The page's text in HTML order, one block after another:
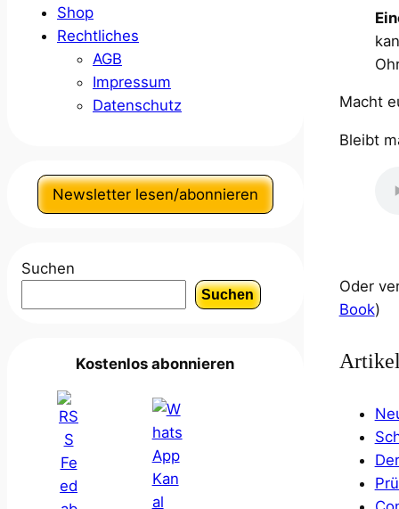
Shop
Rechtliches
AGB
Impressum
Datenschutz
Newsletter lesen/abonnieren
Suchen
Suchen
Kostenlos abonnieren
Macht
Bleibt
Oder
Book)